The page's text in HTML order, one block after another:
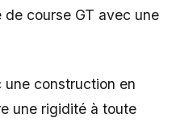
course GT avec une
une construction en
une rigidité à toute